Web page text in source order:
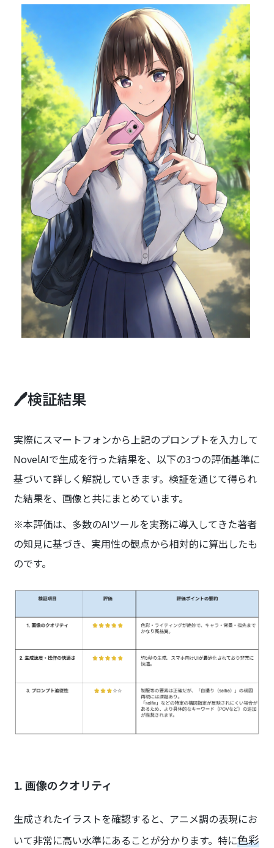
🖊️検証結果
実際にスマートフォンから上記のプロンプトを入力して
NovelAIで生成を行った結果を、以下の3つの評価基準に
基づいて詳しく解説していきます。検証を通じて得られ
た結果を、画像と共にまとめています。
※本評価は、多数のAIツールを実務に導入してきた著者
の知見に基づき、実用性の観点から相対的に算出したも
のです。
1. 画像のクオリティ
生成されたイラストを確認すると、アニメ調の表現にお
いて非常に高い水準にあることが分かります。特に色彩